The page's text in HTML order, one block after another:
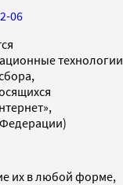
06
технологии
их в любой форме,